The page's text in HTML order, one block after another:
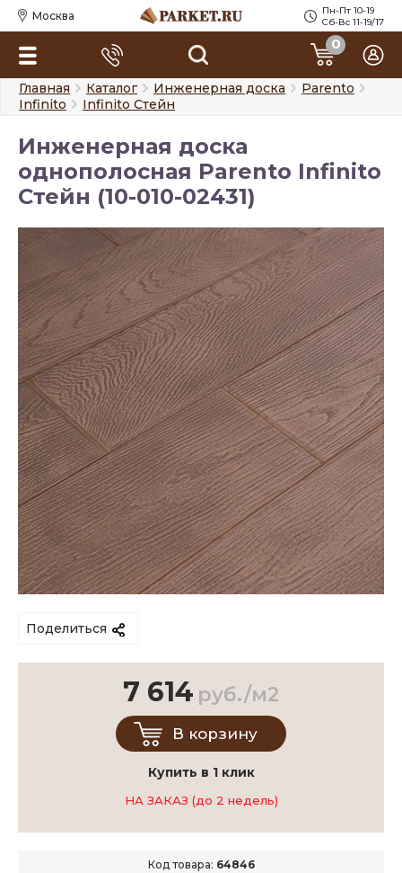
Москва
Пн-Пт 10-19
Сб-Вс 11-19/17
0
Главная Каталог Инженерная доска
Parento
Infinito
Infinito Стейн
Инженерная доска
однополосная Parento Infinito
Стейн (10-010-02431)
Поделиться
Код товара: 64846
7 614 руб./м2
В корзину
Купить в 1 клик
НА ЗАКАЗ (до 2 недель)